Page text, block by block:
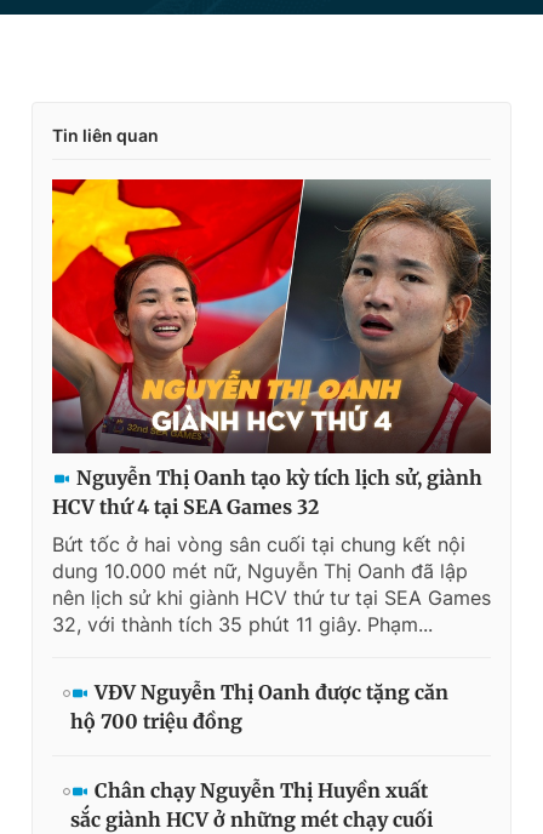
Theo dõi báo trên
Tổng biên tập: Nguyễn Ngọc Toàn
Phó tổng biên tập thường trực: Hải Thành
Phó tổng biên tập: Lâm Hiếu Dũng
Phó tổng biên tập: Trần Việt Hưng
Tổng thư ký tòa soạn: Đức Trung
Giấy phép xuất bản số 110/GP - BTTTT cấp ngày 24.3.2020
© 2003-2026 Bản quyền thuộc về Báo Thanh Niên. Cấm sao
chép dưới mọi hình thức nếu không có sự chấp thuận bằng văn
bản. Phát triển bởi ePi Technologies, JSC.
Tin liên quan
Nguyễn Thị Oanh tạo kỳ tích lịch sử, giành
HCV thứ 4 tại SEA Games 32
Bứt tốc ở hai vòng sân cuối tại chung kết nội
dung 10.000 mét nữ, Nguyễn Thị Oanh đã lập
nên lịch sử khi giành HCV thứ tư tại SEA Games
32, với thành tích 35 phút 11 giây. Phạm...
VĐV Nguyễn Thị Oanh được tặng căn
hộ 700 triệu đồng
Chân chạy Nguyễn Thị Huyền xuất
sắc giành HCV ở những mét chạy cuối